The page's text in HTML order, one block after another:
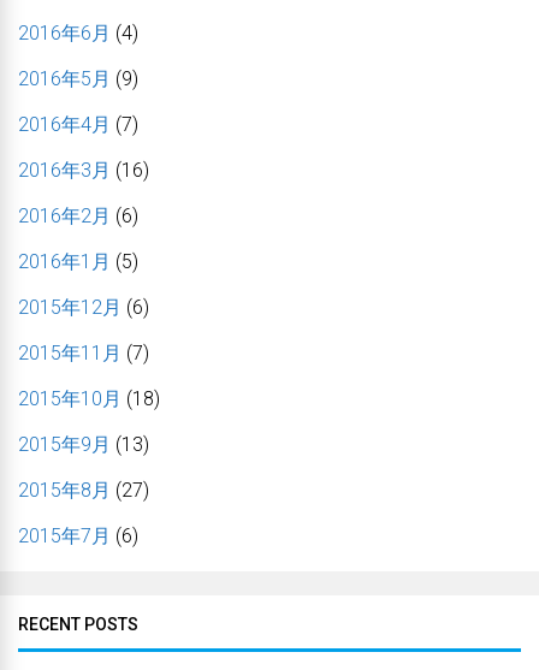
2016年6月 (4)
2016年5月 (9)
2016年4月 (7)
2016年3月 (16)
2016年2月 (6)
2016年1月 (5)
2015年12月 (6)
2015年11月 (7)
2015年10月 (18)
2015年9月 (13)
2015年8月 (27)
2015年7月 (6)
RECENT POSTS